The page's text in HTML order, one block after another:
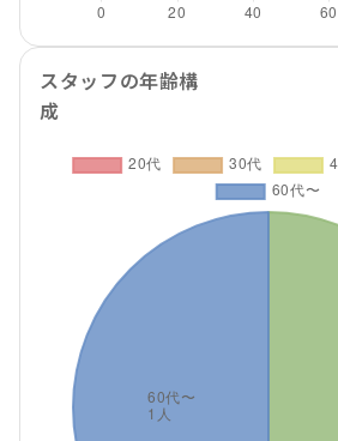
スタッフの年齢構
成